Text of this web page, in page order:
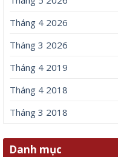
Tháng 4 2026
Tháng 3 2026
Tháng 4 2019
Tháng 4 2018
Tháng 3 2018
Danh mục